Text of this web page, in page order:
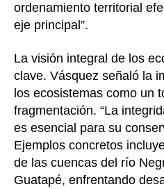
ordenamiento territorial
eje principal”.
La visión integral de los
clave. Vásquez señaló la
los ecosistemas como un
fragmentación. “La
es esencial para su
Ejemplos concretos
de las cuencas del río
Guatapé, enfrentando